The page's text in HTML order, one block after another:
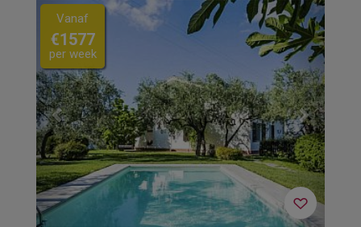
Previous Next
Vanaf
€1577
per week